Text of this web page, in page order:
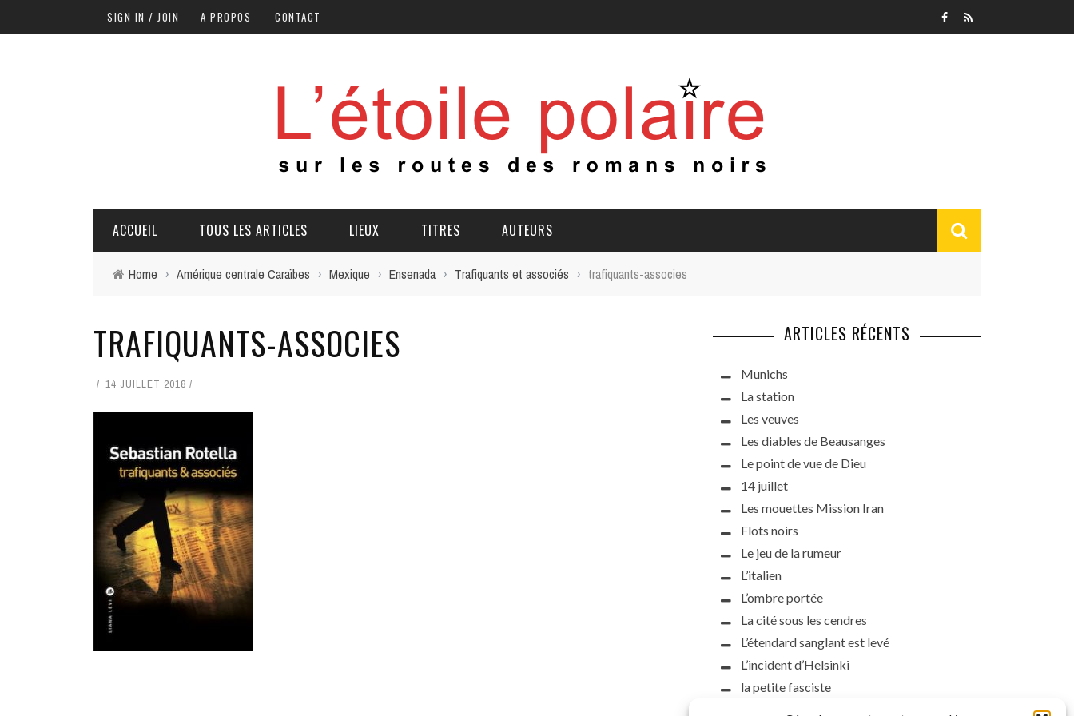
SIGN IN / JOIN A PROPOS CONTACT
ACCUEIL TOUS LES ARTICLES LIEUX TITRES AUTEURS
Home › Amérique centrale Caraïbes › Mexique › Ensenada › Trafiquants et associés › trafiquants-associes
TRAFIQUANTS-ASSOCIES
14 JUILLET 2018
ARTICLES RÉCENTS
Munichs
La station
Les veuves
Les diables de Beausanges
Le point de vue de Dieu
14 juillet
Les mouettes Mission Iran
Flots noirs
Le jeu de la rumeur
L’italien
L’ombre portée
La cité sous les cendres
L’étendard sanglant est levé
L’incident d’Helsinki
la petite fasciste